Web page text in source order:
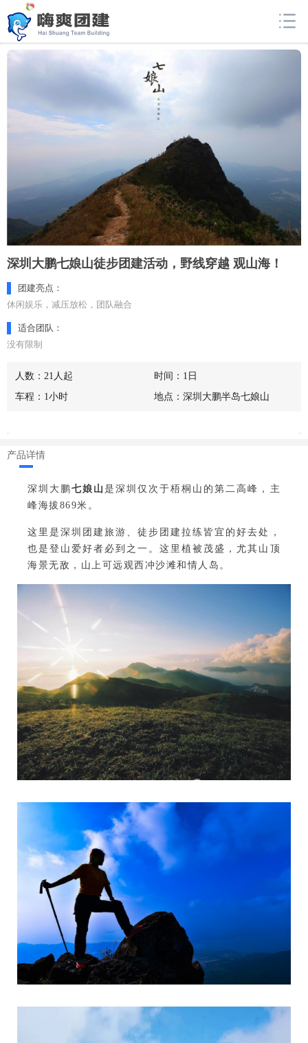
深圳大鹏七娘山徒步团建活动，野线穿越 观山海！
团建亮点：
休闲娱乐，减压放松，团队融合
适合团队：
没有限制
人数：21人起
时间：1日
车程：1小时
地点：深圳大鹏半岛七娘山
产品详情
深圳大鹏七娘山是深圳仅次于梧桐山的第二高峰， 主
峰海拔869米。
这里是深圳团建旅游、徒步团建拉练皆宜的好去处，
也是登山爱好者必到之一。这里植被茂盛，尤其山顶
海景无敌， 山上可远观西冲沙滩和情人岛。